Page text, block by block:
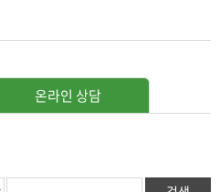
온라인 상담